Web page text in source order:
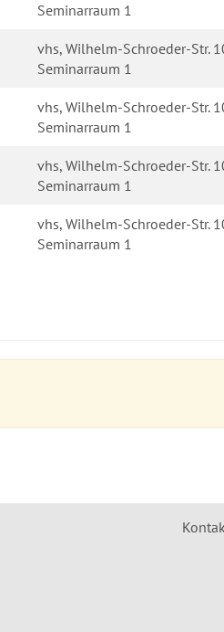
Seminarraum 1
vhs, Wilhelm-Schroeder-Str.
Seminarraum 1
vhs, Wilhelm-Schroeder-Str.
Seminarraum 1
vhs, Wilhelm-Schroeder-Str.
Seminarraum 1
vhs, Wilhelm-Schroeder-Str.
Seminarraum 1